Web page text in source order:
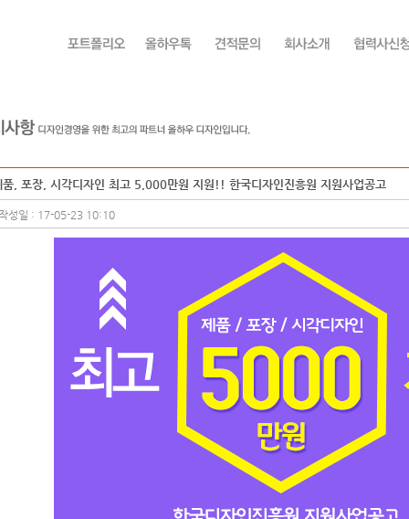
품, 포장, 시각디자인 최고 5,000만원 지원!! 한국디자인진흥원 지원사업공고
성일 : 17-05-23 10:10